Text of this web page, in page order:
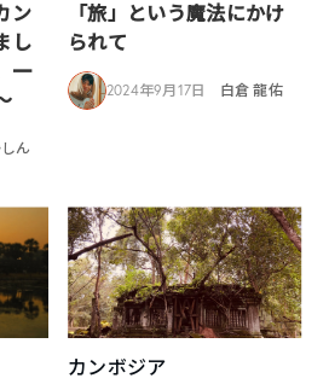
ン
し
一
ん
「旅」という魔法にかけ
られて
2024年9月17日 白倉 龍佑
カンボジア